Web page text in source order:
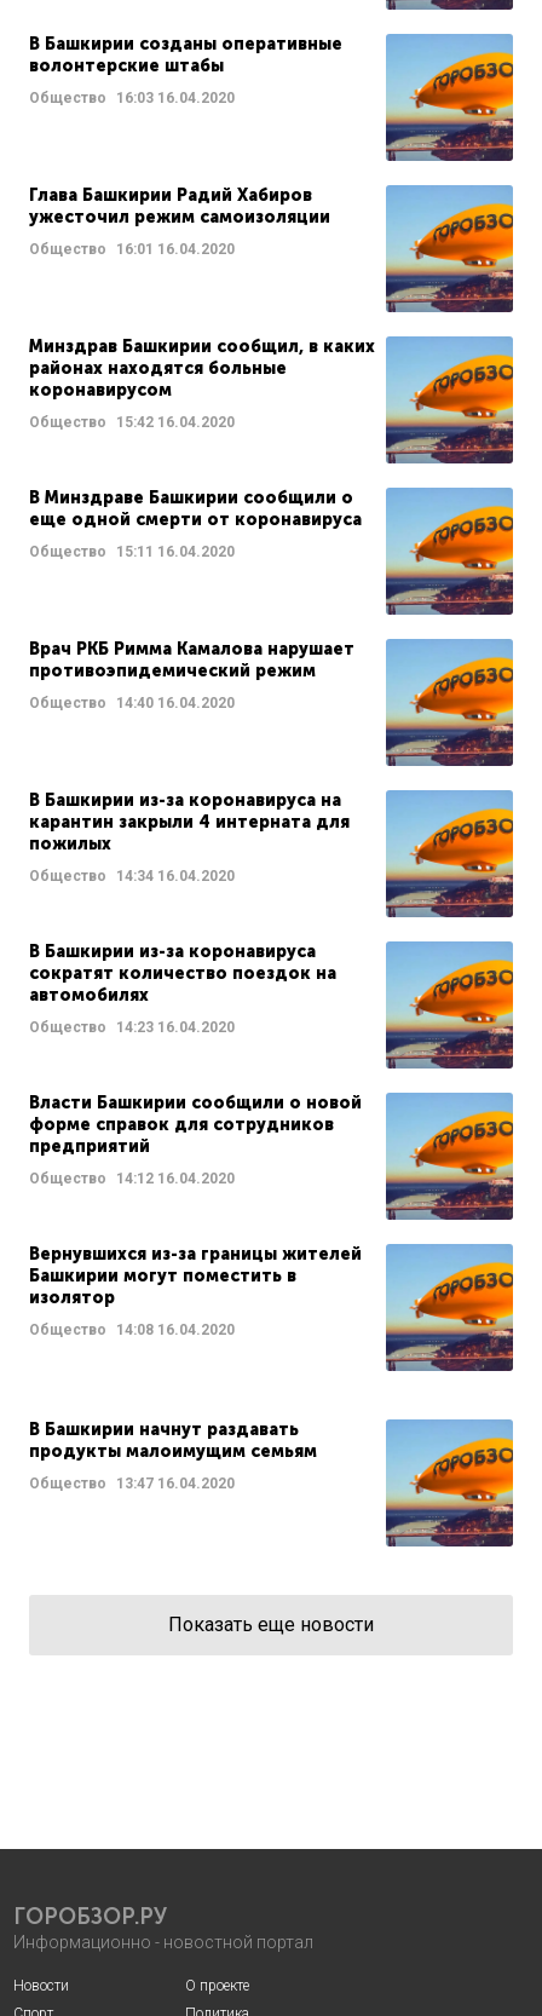
В Башкирии созданы оперативные
волонтерские штабы
Общество 16:03 16.04.2020
Глава Башкирии Радий Хабиров
ужесточил режим самоизоляции
Общество 16:01 16.04.2020
Минздрав Башкирии сообщил, в каких
районах находятся больные
коронавирусом
Общество 15:42 16.04.2020
В Минздраве Башкирии сообщили о
еще одной смерти от коронавируса
Общество 15:11 16.04.2020
Врач РКБ Римма Камалова нарушает
противоэпидемический режим
Общество 14:40 16.04.2020
В Башкирии из-за коронавируса на
карантин закрыли 4 интерната для
пожилых
Общество 14:34 16.04.2020
В Башкирии из-за коронавируса
сократят количество поездок на
автомобилях
Общество 14:23 16.04.2020
Власти Башкирии сообщили о новой
форме справок для сотрудников
предприятий
Общество 14:12 16.04.2020
Вернувшихся из-за границы жителей
Башкирии могут поместить в
изолятор
Общество 14:08 16.04.2020
В Башкирии начнут раздавать
продукты малоимущим семьям
Общество 13:47 16.04.2020
Показать еще новости
ГОРОБЗОР.РУ
Информационно - новостной портал
Новости
О проекте